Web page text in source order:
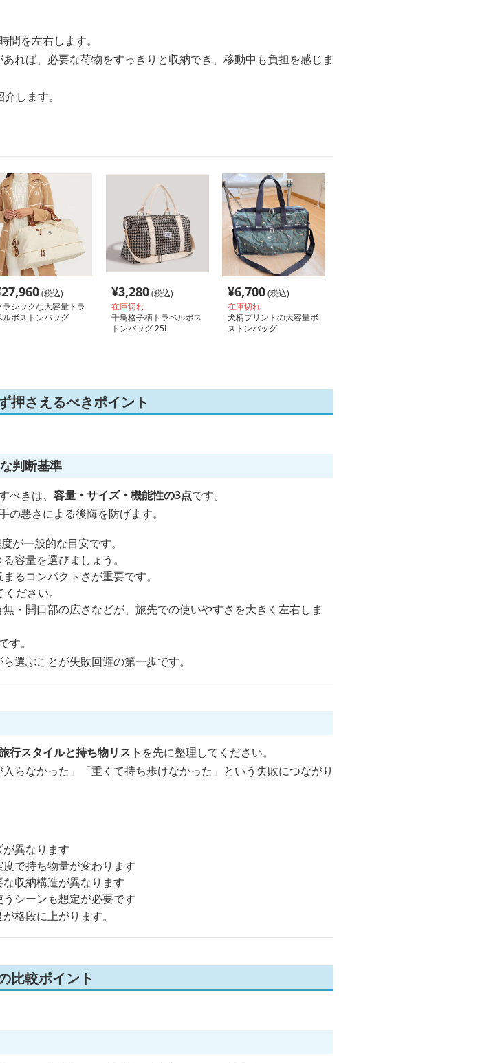
を左右します。
れば、必要な荷物をすっきりと収納でき、移動中も負担を感じま
します。
27,960(税込)
ラシックな大容量トラ
ルボストンバッグ
¥3,280(税込)
在庫切れ
千鳥格子柄トラベルボス
トンバッグ 25L
¥6,700(税込)
在庫切れ
犬柄プリントの大容量ボ
ストンバッグ
押さえるべきポイント
判断基準
きは、 容量・サイズ・機能性の3点です。
悪さによる後悔を防げます。
が一般的な目安です。
容量を選びましょう。
るコンパクトさが重要です。
ださい。
・開口部の広さなどが、旅先での使いやすさを大きく左右しま
。
選ぶことが失敗回避の第一歩です。
行スタイルと持ち物リスト を先に整理してください。
らなかった」「重くて持ち歩けなかった」という失敗につながり
が異なります
で持ち物量が変わります
収納構造が異なります
シーンも想定が必要です
格段に上がります。
比較ポイント